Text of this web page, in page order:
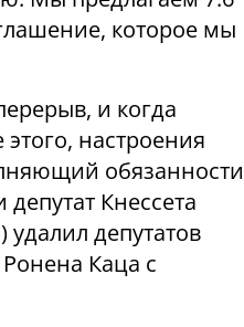
которое мы
и когда
настроения
обязанности
Кнессета
депутатов
Каца с